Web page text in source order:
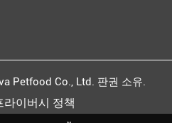
Petfood Co., Ltd. 판권 소유.
라이버시 정책